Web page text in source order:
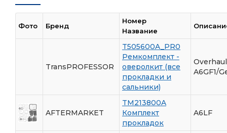
Фото Бренд
Номер
Название
TransPROFESSOR
T505600A_PR0
Ремкомплект -
оверолкит (все
прокладки и
сальники)
A6GF1/
AFTERMARKET
TM213800A
Комплект
прокладок
A6LF